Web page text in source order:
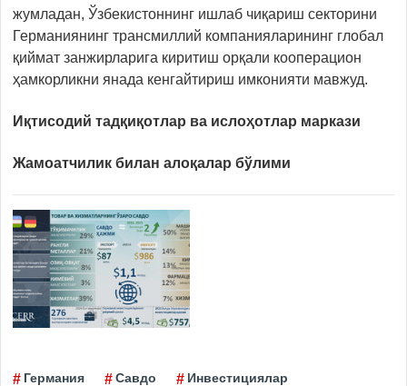
жумладан, Ўзбекистоннинг ишлаб чиқариш секторини
Германиянинг трансмиллий компанияларининг глобал
қиймат занжирларига киритиш орқали кооперацион
ҳамкорликни янада кенгайтириш имконияти мавжуд.
Иқтисодий тадқиқотлар ва ислоҳотлар маркази
Жамоатчилик билан алоқалар бўлими
Германия Савдо Инвестициялар